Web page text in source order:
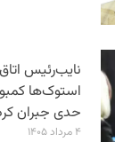
نایب‌رئیس
استوک‌ها
حدی جبران
۴ مرداد ۱۴۰۵